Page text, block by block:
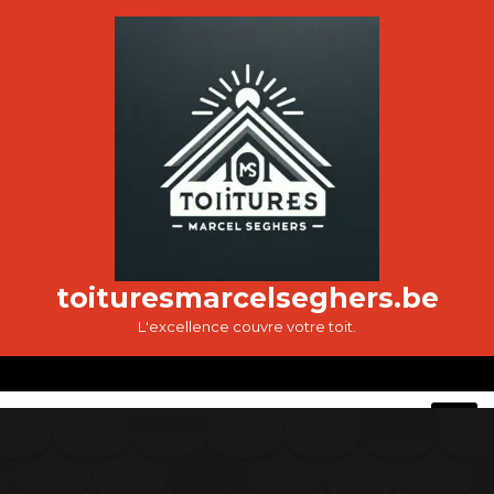
toituresmarcelseghers.be
L'excellence couvre votre toit.